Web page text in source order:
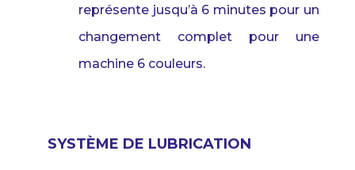
représente jusqu’à 6 minutes pour un
changement complet pour une
machine 6 couleurs.
SYSTÈME DE LUBRICATION